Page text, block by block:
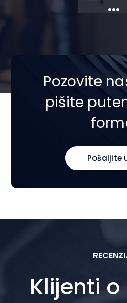
Pozovite
pišite
Pošaljite
Klijenti